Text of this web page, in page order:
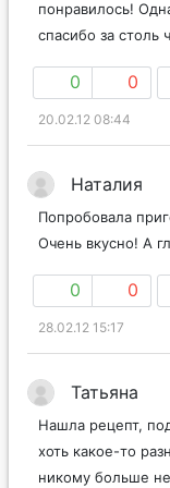
понравилось!
спасибо за столь
0 0
20.02.12 08:44
Наталия
Попробовала
Очень вкусно! А
0 0
28.02.12 15:17
Татьяна
Нашла рецепт,
хоть какое-то
никому больше